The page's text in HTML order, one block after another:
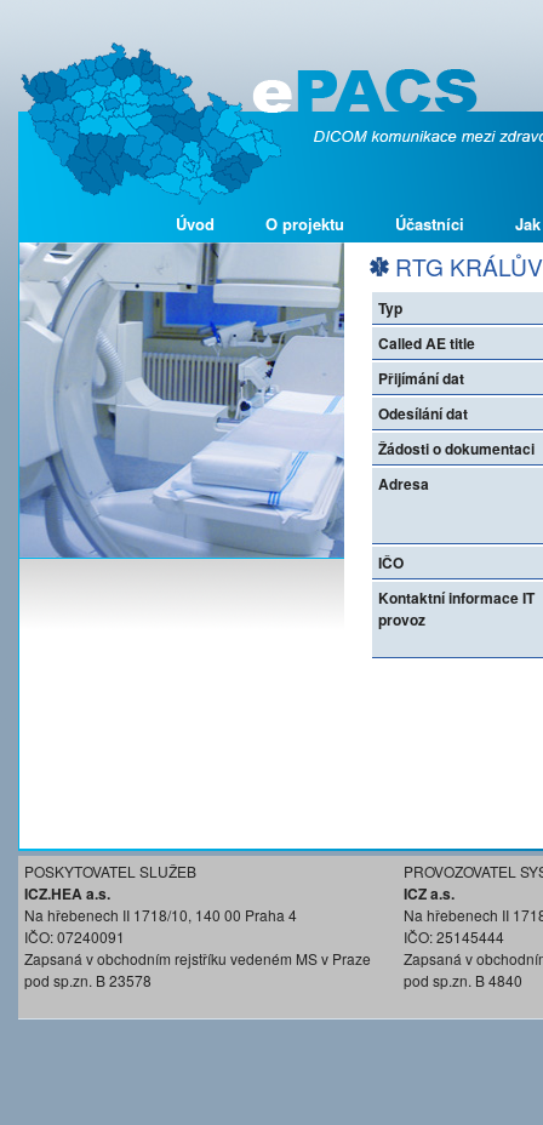
Úvod O projektu Účastníci
RTG
Typ
Called AE title
Přijímání dat
Odesílání dat
Žádosti o dokumentaci
Adresa
IČO
Kontaktní informace IT
provoz
POSKYTOVATEL SLUŽEB
ICZ.HEA a.s.
Na hřebenech II 1718/10, 140 00 Praha 4
IČO: 07240091
Zapsaná v obchodním rejstříku vedeném MS v Praze
pod sp.zn. B 23578
PROVOZOVATEL
ICZ a.s.
Na hřebenech II
IČO: 25145444
Zapsaná v
pod sp.zn. B 4840